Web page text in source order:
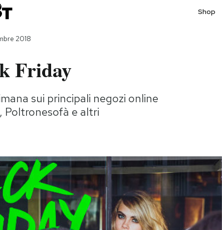
Shop
2018
Friday
sui principali negozi online
Poltronesofà e altri